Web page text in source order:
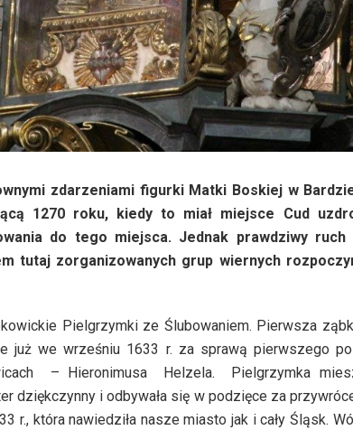
zdarzeniami figurki Matki Boskiej w
1270 roku, kiedy to miał miejsce Cud
do tego miejsca. Jednak prawdziwy ruch
tutaj zorganizowanych grup wiernych
Pielgrzymki ze Ślubowaniem. Pierwsza
już we wrześniu 1633 r. za sprawą pierwszego
– Hieronimusa Helzela. Pielgrzymka
dziękczynny i odbywała się w podzięce za
r., która nawiedziła nasze miasto jak i cały Śląsk.